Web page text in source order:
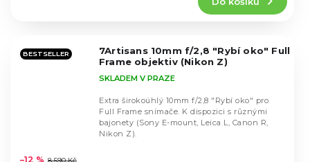
hvězdiček.
BESTSELLER
7Artisans 10mm f/2,8 "Rybí oko" Full
Frame objektiv (Nikon Z)
hodnocení
SKLADEM V PRAZE
–12 %
Extra širokoúhlý 10mm f/2,8 "Rybí oko" pro
Full Frame snímače. K dispozici s různými
bajonety (Sony E-mount, Leica L, Canon R,
Nikon Z).